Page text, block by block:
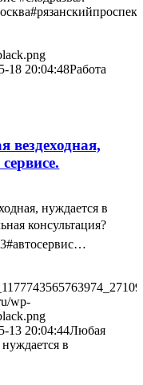
18 20:04:48Работа
вездеходная,
нуждается в
консультация?
wp-
13 20:04:44Любая
в